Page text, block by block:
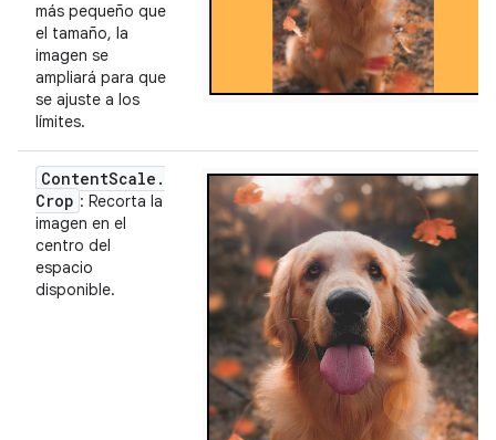
más pequeño que
el tamaño, la
imagen se
ampliará para que
se ajuste a los
límites.
ContentScale .
Crop : Recorta la
imagen en el
centro del
espacio
disponible.